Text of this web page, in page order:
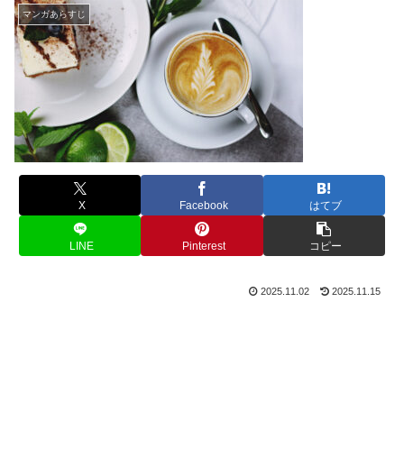
マンガあらすじ
X Facebook はてブ
LINE Pinterest コピー
2025.11.02 2025.11.15